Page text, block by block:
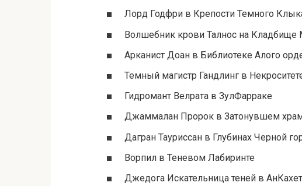
Лорд Годфри в Крепости Темного
Волшебник крови Талнос на Кладбище
Арканист Доан в Библиотеке Алого
Темный магистр Гандлинг в
Гидромант Велрата в ЗулФарраке
Джаммалан Пророк в Затонувшем
Дагран Тауриссан в Глубинах Черной
Ворпил в Теневом Лабиринте
Джедога Искательница теней в